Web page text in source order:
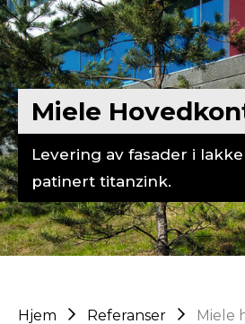
Miele
Levering av fasader i
patinert titanzink.
Hjem Referanser Miele